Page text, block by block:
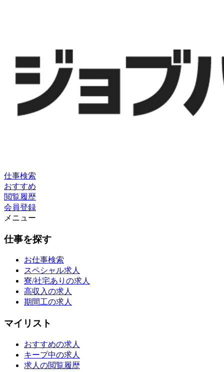
仕事検索
おすすめ
閲覧履歴
会員登録
メニュー
仕事を探す
お仕事検索
スペシャル求人
寮/社宅ありの求人
高収入の求人
期間工の求人
マイリスト
おすすめの求人
キープ中の求人
求人の閲覧履歴